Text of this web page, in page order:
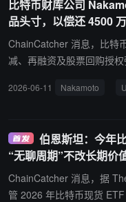
续运营，并援引收购
到 Nakamoto 等公司正积
比特币财库公司
品头寸，以偿还 4500
ChainCatcher 消息，比特
减、再融资及股票回购授
0 万美元。 该笔偿还资金来自出售约 600 枚 BTC 及比特币相关衍生
e 签署新的贷款条款清单
6 月 30 日。剩余未偿余额
于 2026 年 12 月 4 日到期。 此外，Nakamoto 董事会已授权
高 2500 万美元的股票回购
2026-06-11 Nakamoto
伯恩斯坦：今年
“无聊周期”不改长期价
ChainCatcher 消息，据
管 2026 年比特币现货